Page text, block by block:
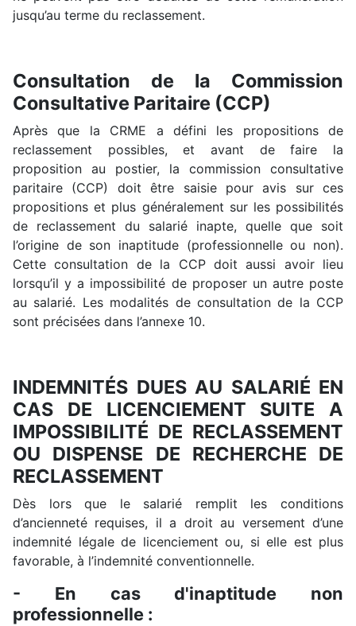
jusqu’au terme du reclassement.
Consultation de la Commission
Consultative Paritaire (CCP)
Après que la CRME a défini les propositions de
reclassement possibles, et avant de faire la
proposition au postier, la commission consultative
paritaire (CCP) doit être saisie pour avis sur ces
propositions et plus généralement sur les possibilités
de reclassement du salarié inapte, quelle que soit
l’origine de son inaptitude (professionnelle ou non).
Cette consultation de la CCP doit aussi avoir lieu
lorsqu’il y a impossibilité de proposer un autre poste
au salarié. Les modalités de consultation de la CCP
sont précisées dans l’annexe 10.
INDEMNITÉS DUES AU SALARIÉ EN
CAS DE LICENCIEMENT SUITE A
IMPOSSIBILITÉ DE RECLASSEMENT
OU DISPENSE DE RECHERCHE DE
RECLASSEMENT
Dès lors que le salarié remplit les conditions
d’ancienneté requises, il a droit au versement d’une
indemnité légale de licenciement ou, si elle est plus
favorable, à l’indemnité conventionnelle.
- En cas d'inaptitude non
professionnelle :